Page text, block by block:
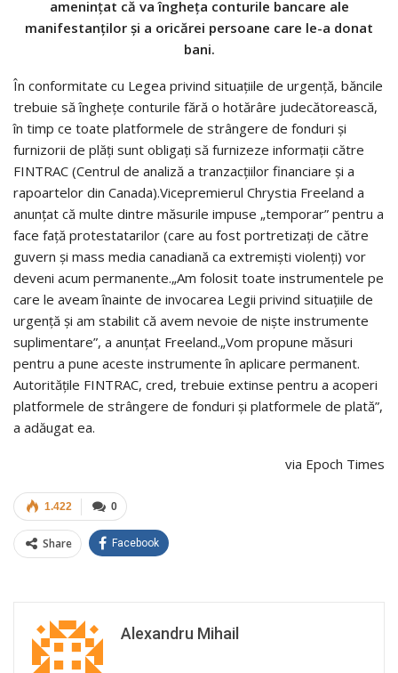
ameninţat că va îngheţa conturile bancare ale
manifestanţilor şi a oricărei persoane care le-a donat
bani.
În conformitate cu Legea privind situaţiile de urgenţă, băncile
trebuie să îngheţe conturile fără o hotărâre judecătorească,
în timp ce toate platformele de strângere de fonduri şi
furnizorii de plăţi sunt obligaţi să furnizeze informaţii către
FINTRAC (Centrul de analiză a tranzacţiilor financiare şi a
rapoartelor din Canada).Vicepremierul Chrystia Freeland a
anunţat că multe dintre măsurile impuse „temporar” pentru a
face faţă protestatarilor (care au fost portretizaţi de către
guvern şi mass media canadiană ca extremişti violenţi) vor
deveni acum permanente.„Am folosit toate instrumentele pe
care le aveam înainte de invocarea Legii privind situaţiile de
urgenţă şi am stabilit că avem nevoie de nişte instrumente
suplimentare”, a anunţat Freeland.„Vom propune măsuri
pentru a pune aceste instrumente în aplicare permanent.
Autorităţile FINTRAC, cred, trebuie extinse pentru a acoperi
platformele de strângere de fonduri şi platformele de plată”,
a adăugat ea.
via Epoch Times
0
1.422
Share Facebook
Alexandru Mihail